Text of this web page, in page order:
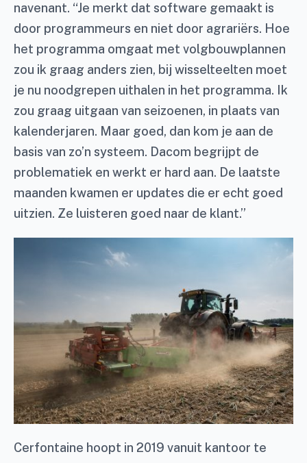
navenant. “Je merkt dat software gemaakt is
door programmeurs en niet door agrariërs. Hoe
het programma omgaat met volgbouwplannen
zou ik graag anders zien, bij wisselteelten moet
je nu noodgrepen uithalen in het programma. Ik
zou graag uitgaan van seizoenen, in plaats van
kalenderjaren. Maar goed, dan kom je aan de
basis van zo’n systeem. Dacom begrijpt de
problematiek en werkt er hard aan. De laatste
maanden kwamen er updates die er echt goed
uitzien. Ze luisteren goed naar de klant.”
Cerfontaine hoopt in 2019 vanuit kantoor te